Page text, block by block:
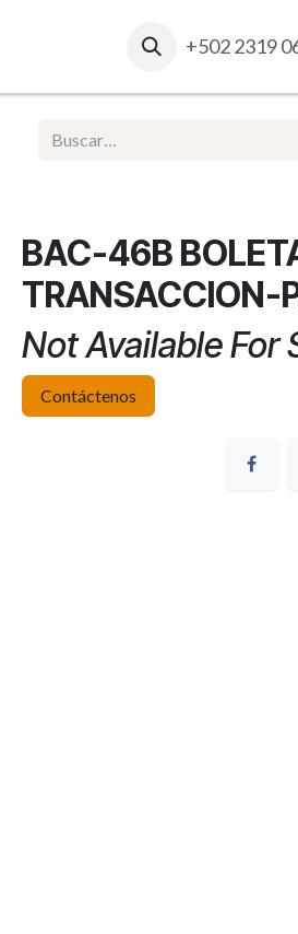
Ventas Corporativas Reportes
+502 2319
BAC-46B
TRANSACCION-
Not Available For
Contáctenos